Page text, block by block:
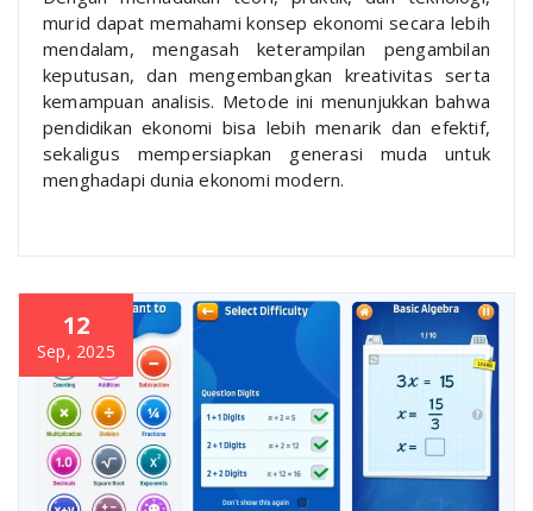
murid dapat memahami konsep ekonomi secara lebih
mendalam, mengasah keterampilan pengambilan
keputusan, dan mengembangkan kreativitas serta
kemampuan analisis. Metode ini menunjukkan bahwa
pendidikan ekonomi bisa lebih menarik dan efektif,
sekaligus mempersiapkan generasi muda untuk
menghadapi dunia ekonomi modern.
12
Sep, 2025